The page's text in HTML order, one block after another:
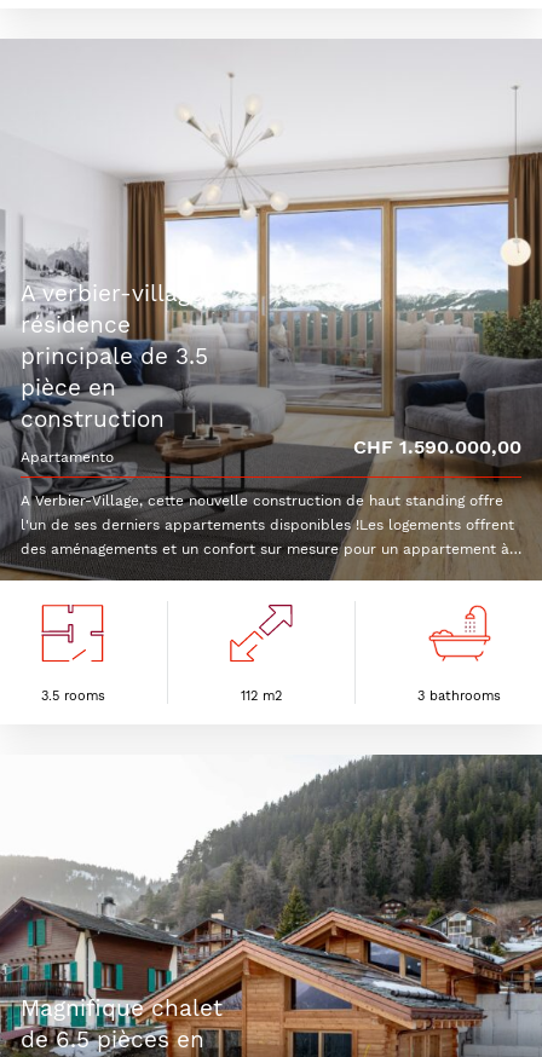
a verbier-village,
résidence
principale de 3.5
pièce en
construction
apartamento CHF 1.590.000,00
A Verbier-Village, cette nouvelle construction de haut standing offre
l'un de ses derniers appartements disponibles !Les logements offrent
des aménagements et un confort sur mesure pour un appartement à
votre image. Un style contemporain dominera la conception des
confortable. Ces lieux de vie haut de gamme ont été intelligemment
conçus pour optimiser les espaces et épouser au mieux les lignes du
que d'une grande luminosité naturelle grâce à une orientation au
matériaux laissés au choix du futur acquéreur. Ainsi personnalisés, les
logements assurent une qualité de vie optimale et une expérience
3.5 rooms 112 m2 3 bathrooms
magnifique chalet
de 6.5 pièces en